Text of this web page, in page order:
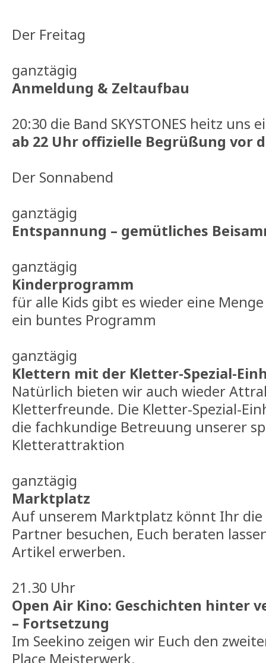
Der Freitag
ganztägig
Anmeldung & Zeltaufbau
20:30 die Band SKYSTONES heitz uns
ab 22 Uhr offizielle Begrüßung vor
Der Sonnabend
ganztägig
Entspannung – gemütliches
ganztägig
Kinderprogramm
für alle Kids gibt es wieder eine
ein buntes Programm
ganztägig
Klettern mit der Kletter-Spezial-
Natürlich bieten wir auch wieder
Kletterfreunde. Die Kletter-Spezial-
die fachkundige Betreuung unserer
Kletterattraktion
ganztägig
Marktplatz
Auf unserem Marktplatz könnt Ihr die
Partner besuchen, Euch beraten
Artikel erwerben.
21.30 Uhr
Open Air Kino: Geschichten hinter
– Fortsetzung
Im Seekino zeigen wir Euch den
Place Meisterwerk.